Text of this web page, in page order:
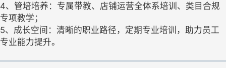
4、管培培养：专属带教、店铺运营全体系培训、类目合规
专项教学；
5、成长空间：清晰的职业路径，定期专业培训，助力员工
专业能力提升。